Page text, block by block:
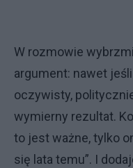
W rozmowie
argument: nawet
oczywisty,
wymierny rezultat.
to jest ważne, tylko
się lata temu”. I